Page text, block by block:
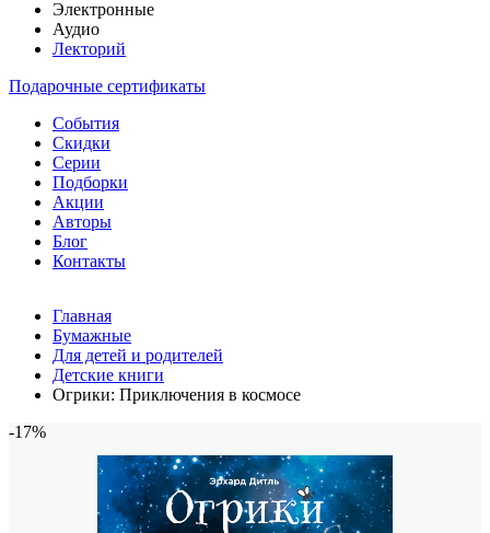
Электронные
Аудио
Лекторий
Подарочные сертификаты
События
Скидки
Серии
Подборки
Акции
Авторы
Блог
Контакты
Главная
Бумажные
Для детей и родителей
Детские книги
Огрики: Приключения в космосе
-17%